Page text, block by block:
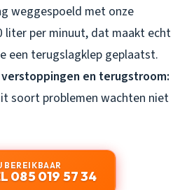
weggespoeld met onze
liter per minuut, dat maakt echt
een terugslagklep geplaatst.
en terugstroom:
soort problemen wachten niet
BEREIKBAAR
085 019 57 34